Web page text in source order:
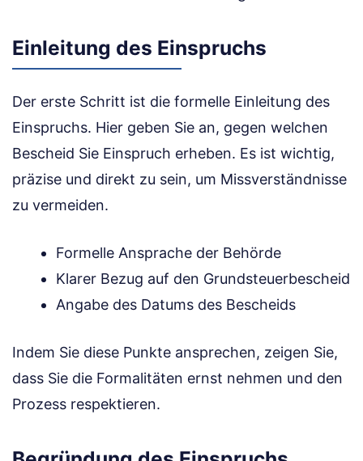
Einleitung des Einspruchs
Der erste Schritt ist die formelle Einleitung des
Einspruchs. Hier geben Sie an, gegen welchen
Bescheid Sie Einspruch erheben. Es ist wichtig,
präzise und direkt zu sein, um Missverständnisse
zu vermeiden.
Formelle Ansprache der Behörde
Klarer Bezug auf den Grundsteuerbescheid
Angabe des Datums des Bescheids
Indem Sie diese Punkte ansprechen, zeigen Sie,
dass Sie die Formalitäten ernst nehmen und den
Prozess respektieren.